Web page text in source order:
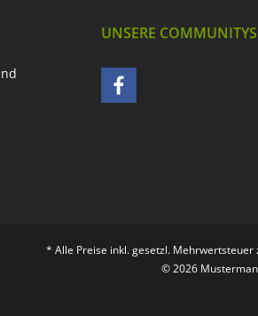
UNSERE COMMUNITYS
* Alle Preise inkl. gesetzl. Mehrwertsteuer
© 2026